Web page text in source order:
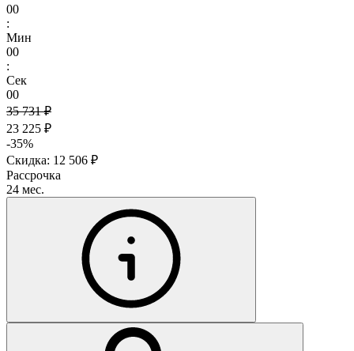
00
:
Мин
00
:
Сек
00
35 731 ₽
23 225 ₽
-35%
Скидка: 12 506 ₽
Рассрочка
24 мес.